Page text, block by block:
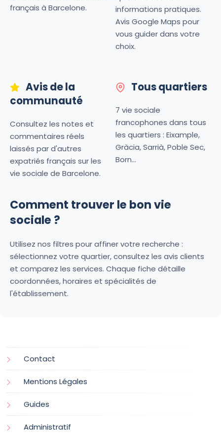
français à Barcelone.
informations pratiques.
Avis Google Maps pour
vous guider dans votre
choix.
Avis de la
communauté
Consultez les notes et
commentaires réels
laissés par d'autres
expatriés français sur les
vie sociale de Barcelone.
Tous quartiers
7 vie sociale
francophones dans tous
les quartiers : Eixample,
Gràcia, Sarrià, Poble Sec,
Born...
Comment trouver le bon vie
sociale ?
Utilisez nos filtres pour affiner votre recherche :
sélectionnez votre quartier, consultez les avis clients
et comparez les services. Chaque fiche détaille
coordonnées, horaires et spécialités de
l'établissement.
Contact
Mentions Légales
Guides
Administratif